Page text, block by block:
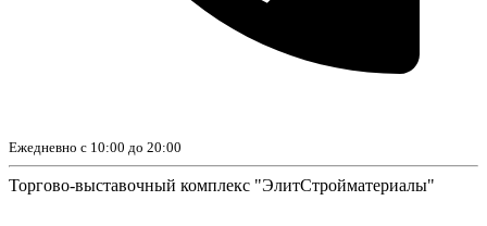
Ежедневно с 10:00 до 20:00
Торгово-выставочный комплекс "ЭлитСтройматериалы"